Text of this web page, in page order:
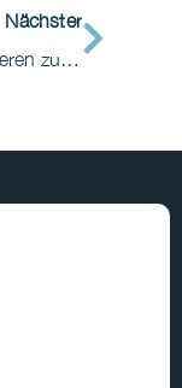
Nächster
Wir gratulieren zum erfolgreichen Abschluss der Weiterbildung „Pain Nurse/ Pflegerischer Schmerzexperte“!